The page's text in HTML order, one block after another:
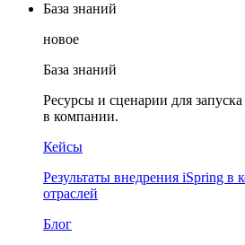
База знаний
новое
База знаний
Ресурсы и сценарии для
в компании.
Кейсы
Результаты внедрения iSpring в
отраслей
Блог